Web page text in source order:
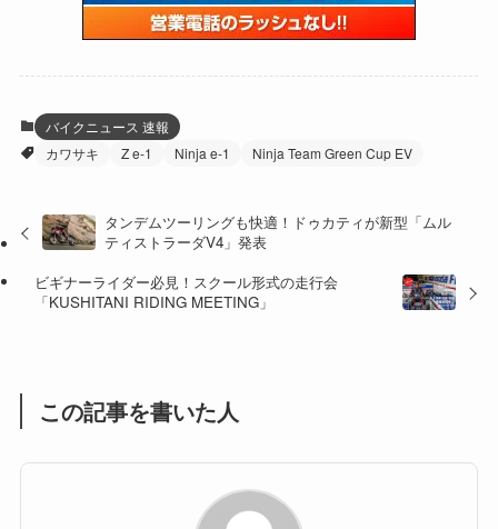
(109)
(5) (5)
(27)
(60)
(38)
(59)
(41)
(47)
(1)
(41)
(16)
(4)
(16)
(1)
バイクニュース 速報
カワサキ
Z e-1 Ninja e-1 Ninja Team Green Cup EV
タンデムツーリングも快適！ドゥカティが新型「ムル
ティストラーダV4」発表
ビギナーライダー必見！スクール形式の走行会
「KUSHITANI RIDING MEETING」
この記事を書いた人